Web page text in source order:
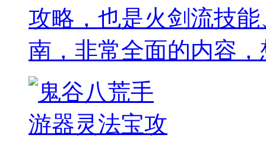
攻略，也是火剑流技
南，非常全面的内容